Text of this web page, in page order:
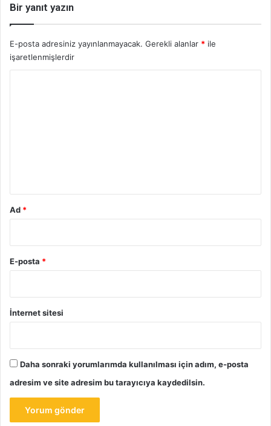
Bir yanıt yazın
E-posta adresiniz yayınlanmayacak. Gerekli alanlar * ile
işaretlenmişlerdir
Ad *
E-posta *
İnternet sitesi
Daha sonraki yorumlarımda kullanılması için adım, e-posta
adresim ve site adresim bu tarayıcıya kaydedilsin.